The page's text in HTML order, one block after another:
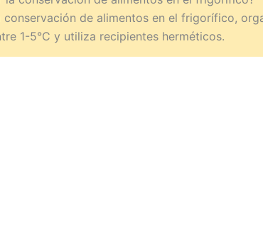
conservación de alimentos en el frigorífico,
1-5°C y utiliza recipientes herméticos.